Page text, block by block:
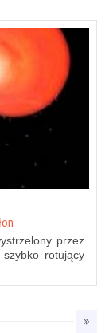
przez
rotujący